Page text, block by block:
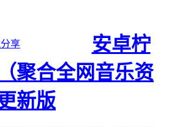
享
安卓柠
聚合全网音乐资
新版